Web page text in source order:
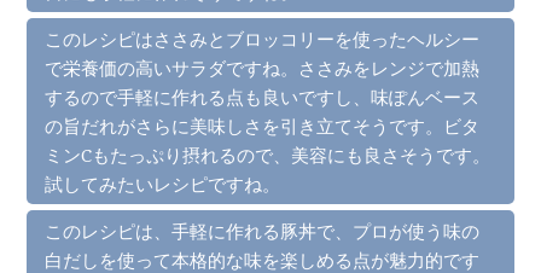
このレシピはささみとブロッコリーを使ったヘルシー
で栄養価の高いサラダですね。ささみをレンジで加熱
するので手軽に作れる点も良いですし、味ぽんベース
の旨だれがさらに美味しさを引き立てそうです。ビタ
ミンCもたっぷり摂れるので、美容にも良さそうです。
試してみたいレシピですね。
このレシピは、手軽に作れる豚丼で、プロが使う味の
白だしを使って本格的な味を楽しめる点が魅力的です